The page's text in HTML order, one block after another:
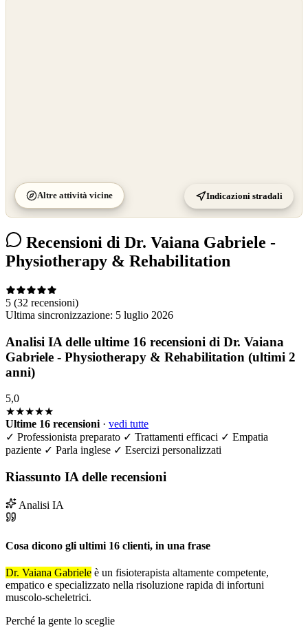
Altre attività vicine Indicazioni stradali
Recensioni di Dr. Vaiana Gabriele -
Physiotherapy & Rehabilitation
5 (32 recensioni)
Ultima sincronizzazione: 5 luglio 2026
Analisi IA delle ultime 16 recensioni di Dr. Vaiana
Gabriele - Physiotherapy & Rehabilitation (ultimi 2
anni)
5,0
★★★★★
Ultime 16 recensioni · vedi tutte
✓ Professionista preparato ✓ Trattamenti efficaci ✓ Empatia
paziente ✓ Parla inglese ✓ Esercizi personalizzati
Riassunto IA delle recensioni
Analisi IA
Cosa dicono gli ultimi 16 clienti, in una frase
Dr. Vaiana Gabriele è un fisioterapista altamente competente,
empatico e specializzato nella risoluzione rapida di infortuni
muscolo-scheletrici.
Perché la gente lo sceglie